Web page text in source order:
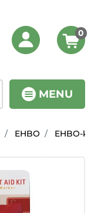
MENU
0
EHBO EHBO-